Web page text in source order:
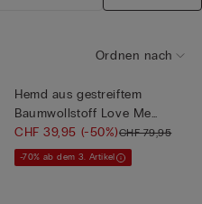
Ordnen nach
Hemd aus gestreiftem
Baumwollstoff Love Me
Tender
CHF 39,95 (-50%)CHF 79,95
-70% ab dem 3. Artikel